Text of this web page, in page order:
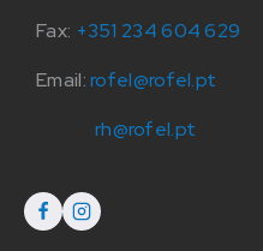
Fax: +351 234 604 629
Email:rofel@rofel.pt
rh@rofel.pt